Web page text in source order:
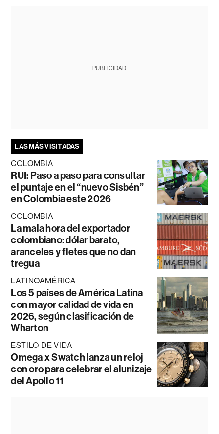
PUBLICIDAD
LAS MÁS VISITADAS
COLOMBIA
RUI: Paso a paso para consultar
el puntaje en el “nuevo Sisbén”
en Colombia este 2026
COLOMBIA
La mala hora del exportador
colombiano: dólar barato,
aranceles y fletes que no dan
tregua
LATINOAMÉRICA
Los 5 países de América Latina
con mayor calidad de vida en
2026, según clasificación de
Wharton
ESTILO DE VIDA
Omega x Swatch lanza un reloj
con oro para celebrar el alunizaje
del Apollo 11